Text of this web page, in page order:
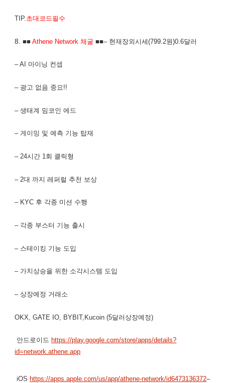
TIP.초대코드필수
8.■■Athene Network 채굴 ■■– 현재장외시세(799.2원)0.6달러
– AI 마이닝 컨셉
– 광고 없음 중요!!
– 생태계 밈코인 에드
– 게이밍 및 예측 기능 탑재
– 24시간 1회 클릭형
– 2대 까지 레퍼럴 추천 보상
– KYC 후 각종 미션 수행
– 각종 부스터 기능 출시
– 스테이킹 기능 도입
– 가치상승을 위한 소각시스템 도입
– 상장예정 거래소
OKX, GATE IO, BYBIT,Kucoin (5달러상장예정)
안드로이드 https://play.google.com/store/apps/details?
id=network.athene.app
iOS https://apps.apple.com/us/app/athene-network/id6473136372–